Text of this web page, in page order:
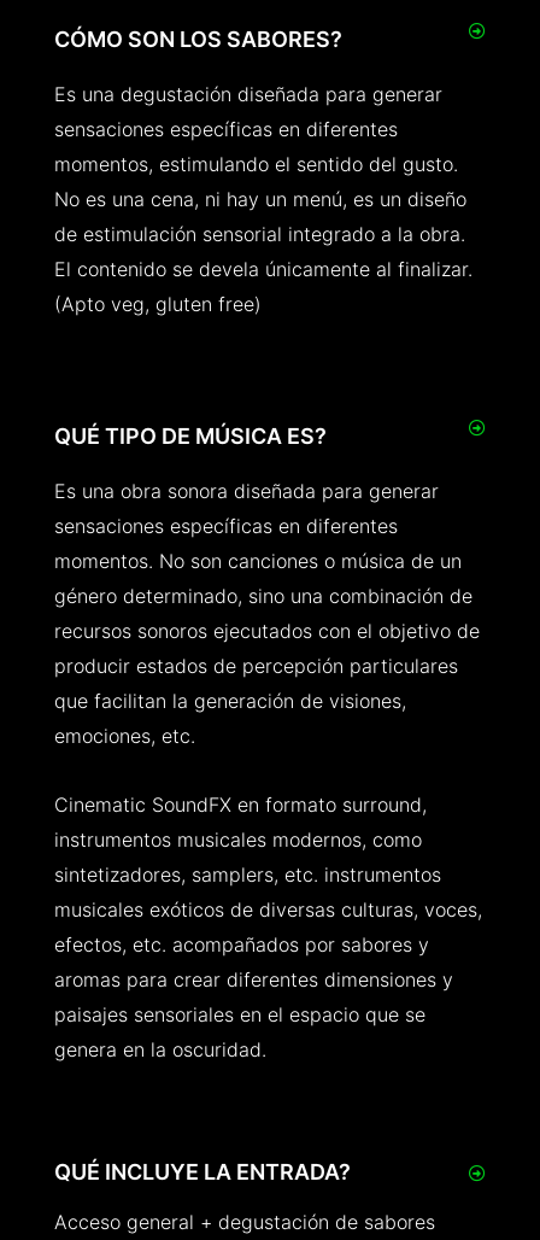
CÓMO SON LOS SABORES?
Es una degustación diseñada para generar
sensaciones específicas en diferentes
momentos, estimulando el sentido del gusto.
No es una cena, ni hay un menú, es un diseño
de estimulación sensorial integrado a la obra.
El contenido se devela únicamente al finalizar.
(Apto veg, gluten free)
QUÉ TIPO DE MÚSICA ES?
Es una obra sonora diseñada para generar
sensaciones específicas en diferentes
momentos. No son canciones o música de un
género determinado, sino una combinación de
recursos sonoros ejecutados con el objetivo de
producir estados de percepción particulares
que facilitan la generación de visiones,
emociones, etc.
Cinematic SoundFX en formato surround,
instrumentos musicales modernos, como
sintetizadores, samplers, etc. instrumentos
musicales exóticos de diversas culturas, voces,
efectos, etc. acompañados por sabores y
aromas para crear diferentes dimensiones y
paisajes sensoriales en el espacio que se
genera en la oscuridad.
QUÉ INCLUYE LA ENTRADA?
Acceso general + degustación de sabores